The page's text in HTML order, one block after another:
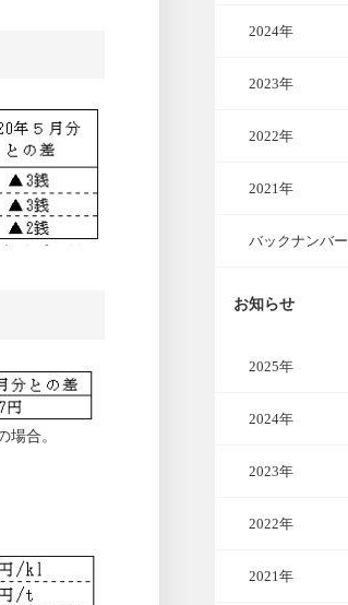
場合。
2024年
2023年
2022年
2021年
バックナンバー
お知らせ
2025年
2024年
2023年
2022年
2021年